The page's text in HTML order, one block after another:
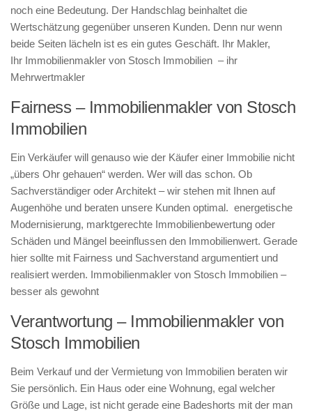
noch eine Bedeutung. Der Handschlag beinhaltet die
Wertschätzung gegenüber unseren Kunden. Denn nur wenn
beide Seiten lächeln ist es ein gutes Geschäft. Ihr Makler,
Ihr Immobilienmakler von Stosch Immobilien – ihr
Mehrwertmakler
Fairness – Immobilienmakler von Stosch
Immobilien
Ein Verkäufer will genauso wie der Käufer einer Immobilie nicht
„übers Ohr gehauen“ werden. Wer will das schon. Ob
Sachverständiger oder Architekt – wir stehen mit Ihnen auf
Augenhöhe und beraten unsere Kunden optimal. energetische
Modernisierung, marktgerechte Immobilienbewertung oder
Schäden und Mängel beeinflussen den Immobilienwert. Gerade
hier sollte mit Fairness und Sachverstand argumentiert und
realisiert werden. Immobilienmakler von Stosch Immobilien –
besser als gewohnt
Verantwortung – Immobilienmakler von
Stosch Immobilien
Beim Verkauf und der Vermietung von Immobilien beraten wir
Sie persönlich. Ein Haus oder eine Wohnung, egal welcher
Größe und Lage, ist nicht gerade eine Badeshorts mit der man